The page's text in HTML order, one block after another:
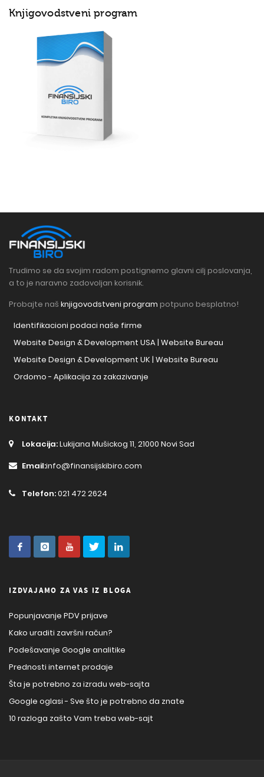
Knjigovodstveni program
Trudimo se da svojim radom postignemo glavni cilj poslovanja,
a to je naravno zadovoljan korisnik.
Probajte naš knjigovodstveni program potpuno besplatno!
Identifikacioni podaci naše firme
Website Design & Development USA | Website Bureau
Website Design & Development UK | Website Bureau
Ordomo - Aplikacija za zakazivanje
KONTAKT
Lokacija:Lukijana Mušickog 11, 21000 Novi Sad
Email:info@finansijskibiro.com
Telefon:021 472 2624
IZDVAJAMO ZA VAS IZ BLOGA
Popunjavanje PDV prijave
Kako uraditi završni račun?
Podešavanje Google analitike
Prednosti internet prodaje
Šta je potrebno za izradu web-sajta
Google oglasi - Sve što je potrebno da znate
10 razloga zašto Vam treba web-sajt